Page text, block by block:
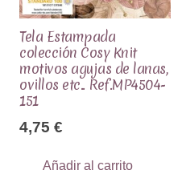
Tela Estampada
colección Cosy Knit
motivos agujas de lanas,
ovillos etc.. Ref.MP4504-
151
4,75 €
Añadir al carrito